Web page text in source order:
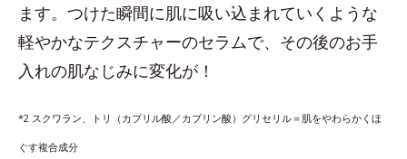
ます。つけた瞬間に肌に吸い込まれていくような
軽やかなテクスチャーのセラムで、その後のお手
入れの肌なじみに変化が！
*2 スクワラン、トリ（カプリル酸／カプリン酸）グリセリル＝肌をやわらかくほ
ぐす複合成分